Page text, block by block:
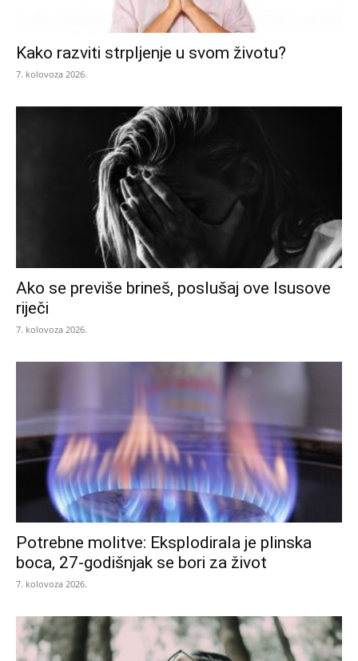
Kako razviti strpljenje u svom životu?
7. kolovoza 2026.
Ako se previše brineš, poslušaj ove Isusove
riječi
7. kolovoza 2026.
Potrebne molitve: Eksplodirala je plinska
boca, 27-godišnjak se bori za život
7. kolovoza 2026.